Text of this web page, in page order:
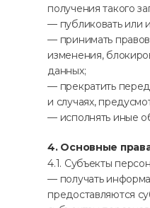
получения такого
— публиковать или
— принимать
изменения,
данных;
— прекратить
и случаях,
— исполнять иные
4. Основные
4.1. Субъекты
— получать
предоставляются